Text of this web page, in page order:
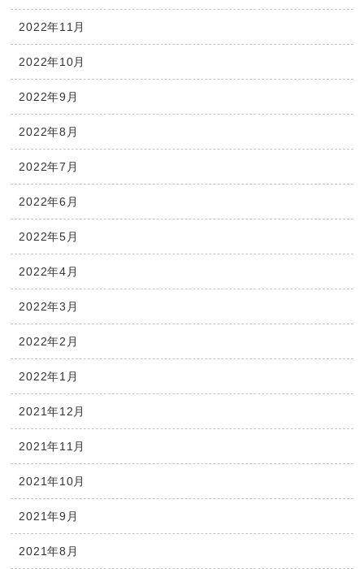
2022年11月
2022年10月
2022年9月
2022年8月
2022年7月
2022年6月
2022年5月
2022年4月
2022年3月
2022年2月
2022年1月
2021年12月
2021年11月
2021年10月
2021年9月
2021年8月